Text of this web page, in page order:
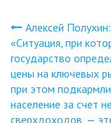
по
Алексей Полухин:
«Ситуация, при
государство
цены на ключевых
при этом
население за счет
сверхдоходов, —